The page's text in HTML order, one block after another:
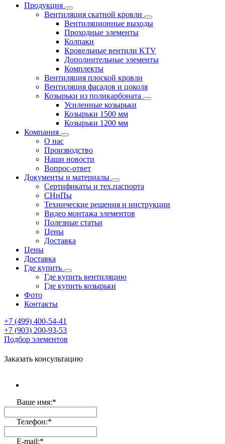
Продукция
Вентиляция скатной кровли
Вентиляционные выходы
Проходные элементы
Колпаки
Кровельные вентили KTV
Дополнительные элементы
Комплекты
Вентиляция плоской кровли
Вентиляция фасадов и цоколя
Козырьки из поликарбоната
Усиленные козырьки
Козырьки 1500 мм
Козырьки 1200 мм
Компания
О нас
Производство
Наши новости
Вопрос-ответ
Документы и материалы
Сертификаты и тех.паспорта
СНиПы
Технические решения и инструкции
Видео монтажа элементов
Полезные статьи
Цены
Доставка
Цены
Доставка
Где купить
Где купить вентиляцию
Где купить козырьки
Фото
Контакты
+7 (499) 400-54-41
+7 (903) 200-93-53
Подбор элементов
Заказать консультацию
Ваше имя:*
Телефон:*
E-mail:*